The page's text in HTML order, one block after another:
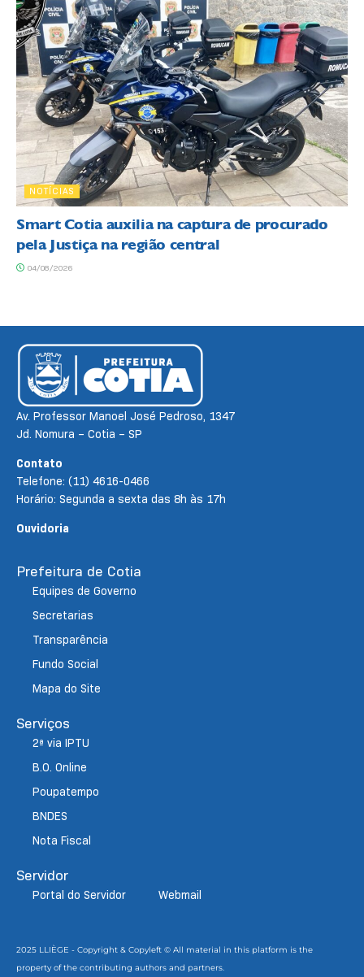
NOTÍCIAS
Smart Cotia auxilia na captura de procurado
pela Justiça na região central
04/08/2026
Av. Professor Manoel José Pedroso, 1347
Jd. Nomura – Cotia – SP
Contato
Telefone: (11) 4616-0466
Horário: Segunda a sexta das 8h às 17h
Ouvidoria
Prefeitura de Cotia
Equipes de Governo
Secretarias
Transparência
Fundo Social
Mapa do Site
Serviços
2ª via IPTU
B.O. Online
Poupatempo
BNDES
Nota Fiscal
Servidor
Portal do Servidor Webmail
2025 LLIÈGE - Copyright & Copyleft © All material in this platform is the
property of the contributing authors and partners.